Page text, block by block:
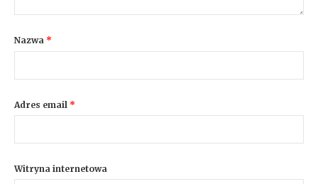
Nazwa *
Adres email *
Witryna internetowa